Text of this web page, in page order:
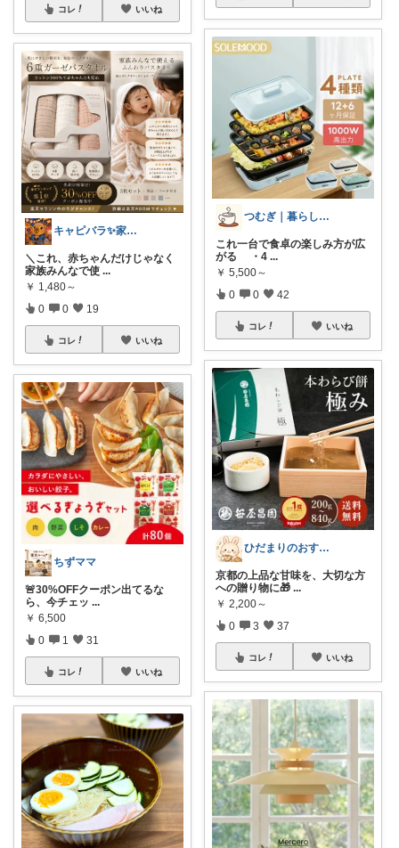
コレ いいね
キャピバラ✨家電開発者のオススメROOM
＼これ、赤ちゃんだけじゃなく
家族みんなで使 ...
￥ 1,480～
0 0 19
コレ いいね
ちずママ
🚨30%OFFクーポン出てるな
ら、今チェッ ...
￥ 6,500
0 1 31
コレ いいね
つむぎ｜暮らしを少し豊かに
これ一台で食卓の楽しみ方が広
がる ・4 ...
￥ 5,500～
0 0 42
コレ いいね
ひだまりのおすすめ
京都の上品な甘味を、大切な方
への贈り物に🎁 ...
￥ 2,200～
0 3 37
コレ いいね